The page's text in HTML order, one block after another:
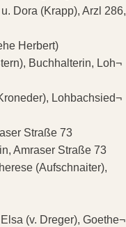
Dora (Krapp), Arzl 286,
Herbert)
Buchhalterin, Loh¬
Lohbachsied¬
Straße 73
Amraser Straße 73
(Aufschnaiter),
(v. Dreger), Goethe¬